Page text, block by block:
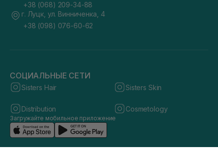
+38 (068) 209-34-88
г. Луцк, ул. Винниченка, 4
+38 (098) 076-60-62
СОЦИАЛЬНЫЕ СЕТИ
Sisters Hair Sisters Skin
Distribution Cosmetology
Загружайте мобильное приложение